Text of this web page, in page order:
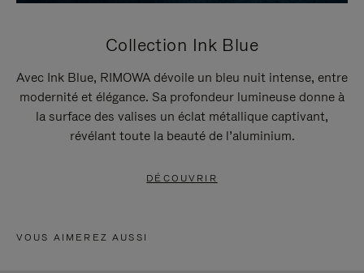
Collection Ink Blue
Avec Ink Blue, RIMOWA dévoile un bleu nuit intense, entre
modernité et élégance. Sa profondeur lumineuse donne à
la surface des valises un éclat métallique captivant,
révélant toute la beauté de l’aluminium.
DÉCOUVRIR
VOUS AIMEREZ AUSSI